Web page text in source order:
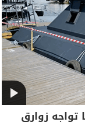
تواجه زوارق